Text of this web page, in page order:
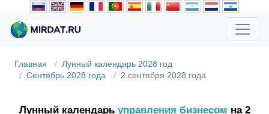
Главная
Лунный календарь 2028 год
Сентябрь 2028 года
2 сентября 2028 года
Лунный календарь управления бизнесом на 2